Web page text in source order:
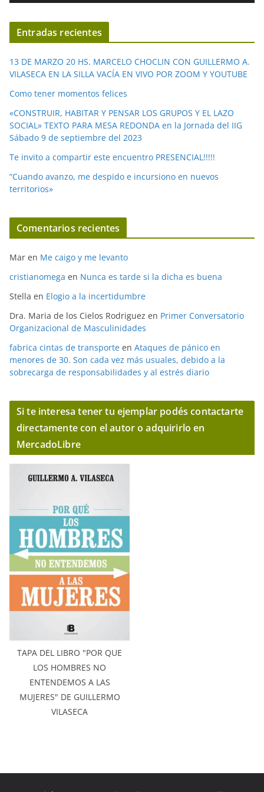
í
d
e
o
Entradas recientes
13 DE MARZO 20 HS. MARCELO CHOCLIN CON GUILLERMO A.
VILASECA EN LA SILLA VACÍA EN VIVO POR ZOOM Y YOUTUBE
Como tener momentos felices
«CONSTRUIR, HABITAR Y PENSAR LOS GRUPOS Y EL LAZO
SOCIAL» TEXTO PARA MESA REDONDA en la Jornada del IIG
Sábado 9 de septiembre del 2023
Te invito a compartir este encuentro PRESENCIAL!!!!!
“Cuando avanzo, me despido e incursiono en nuevos
territorios»
Comentarios recientes
Mar en Me caigo y me levanto
cristianomega en Nunca es tarde si la dicha es buena
Stella en Elogio a la incertidumbre
Dra. Maria de los Cielos Rodriguez en Primer Conversatorio
Organizacional de Masculinidades
fabrica cintas de transporte en Ataques de pánico en
menores de 30. Son cada vez más usuales, debido a la
sobrecarga de responsabilidades y al estrés diario
Si te interesa tener tu ejemplar podés contactarte
directamente con el autor o adquirirlo en
MercadoLibre
TAPA DEL LIBRO "POR QUE
LOS HOMBRES NO
ENTENDEMOS A LAS
MUJERES" DE GUILLERMO
VILASECA